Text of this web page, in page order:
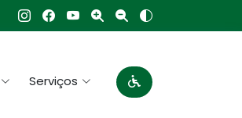
Serviços